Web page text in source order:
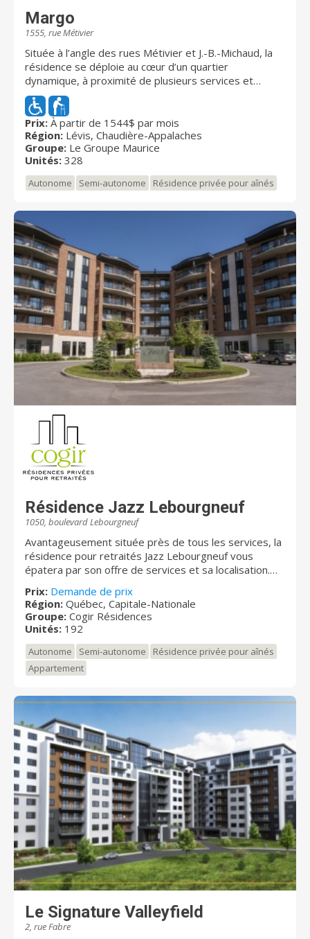
Margo
1555, rue Métivier
Située à l’angle des rues Métivier et J.-B.-Michaud, la
résidence se déploie au cœur d’un quartier
dynamique, à proximité de plusieurs services et
commerces. Ce complexe résidentiel comprend 305
appartements-services, allant du studio au 5 1/2, et
23 unités de soins. S’ajoutant aux bibliothèques,
piscine, salle d’activité et salle à manger avec service
aux tables, les vastes aires de détente et de loisirs
de la résidence comprennent aussi un superbe salon
panoramique au 9e étage. Celui-ci permet de profiter
de points de vue uniques sur la ville. Une salle de
luminothérapie, un simulateur de golf et un bistro sont
également à la disposition des résidents.
Prix: À partir de 1544$ par mois
Région: Lévis, Chaudière-Appalaches
Groupe: Le Groupe Maurice
Unités: 328
Autonome Semi-autonome Résidence privée pour aînés
Résidence Jazz Lebourgneuf
1050, boulevard Lebourgneuf
Avantageusement située près de tous les services, la
résidence pour retraités Jazz Lebourgneuf vous
épatera par son offre de services et sa localisation.
supérieure et du personnel dévoué vous y attendent.
Pour les amateurs de plein air, vous y trouverez des
sentiers de randonnée et des pistes cyclables à
Prix: Demande de prix
Région: Québec, Capitale-Nationale
Groupe: Cogir Résidences
Unités: 192
Autonome Semi-autonome
Résidence privée pour aînés
Appartement
Le Signature Valleyfield
2, rue Fabre